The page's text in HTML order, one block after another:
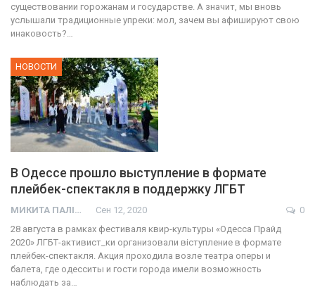
существовании горожанам и государстве. А значит, мы вновь
услышали традиционные упреки: мол, зачем вы афишируют свою
инаковость?…
НОВОСТИ
В Одессе прошло выступление в формате
плейбек-спектакля в поддержку ЛГБТ
МИКИТА ПАЛІЙ Сен 12, 2020
0
28 августа в рамках фестиваля квир-культуры «Одесса Прайд
2020» ЛГБТ-активист_ки организовали віступление в формате
плейбек-спектакля. Акция проходила возле театра оперы и
балета, где одесситы и гости города имели возможность
наблюдать за…